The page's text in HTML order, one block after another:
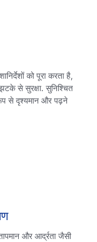
को पूरा करता है,
से सुरक्षा. सुनिश्चित
से दृश्यमान और पढ़ने
और आर्द्रता जैसी